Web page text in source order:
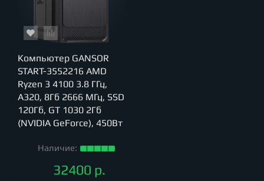
Компьютер GANSOR
START-3552216 AMD
Ryzen 3 4100 3.8 ГГц,
A320, 8Гб 2666 МГц, SSD
120Гб, GT 1030 2Гб
(NVIDIA GeForce), 450Вт
Наличие:
32400 р.